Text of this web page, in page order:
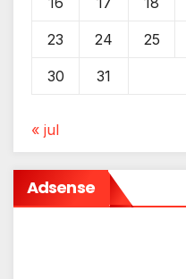
23 24 25
30 31
« jul
Adsense